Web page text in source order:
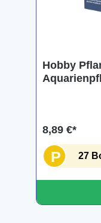
Hobby
8,89 €*
P 27